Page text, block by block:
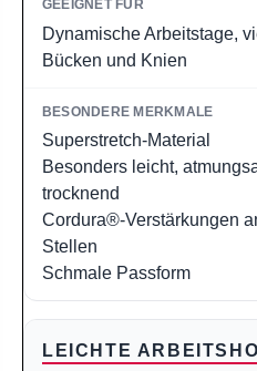
Dynamische Arbeitstage,
Bücken und Knien
Superstretch-Material
Besonders leicht,
trocknend
Cordura®-Verstärkungen
Stellen
Schmale Passform
LEICHTE